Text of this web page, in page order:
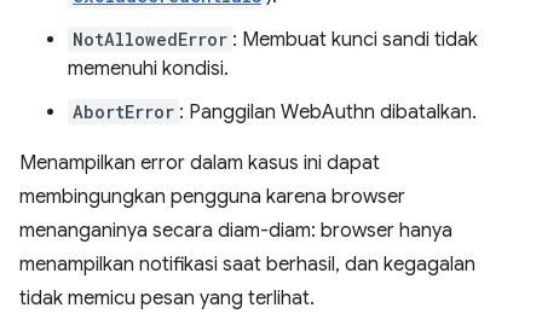
NotAllowedError : Membuat kunci sandi tidak
memenuhi kondisi.
AbortError : Panggilan WebAuthn dibatalkan.
Menampilkan error dalam kasus ini dapat
membingungkan pengguna karena browser
menanganinya secara diam-diam: browser hanya
menampilkan notifikasi saat berhasil, dan kegagalan
tidak memicu pesan yang terlihat.